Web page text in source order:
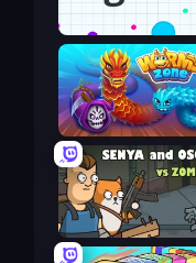
Agar.io
Worms.Zone